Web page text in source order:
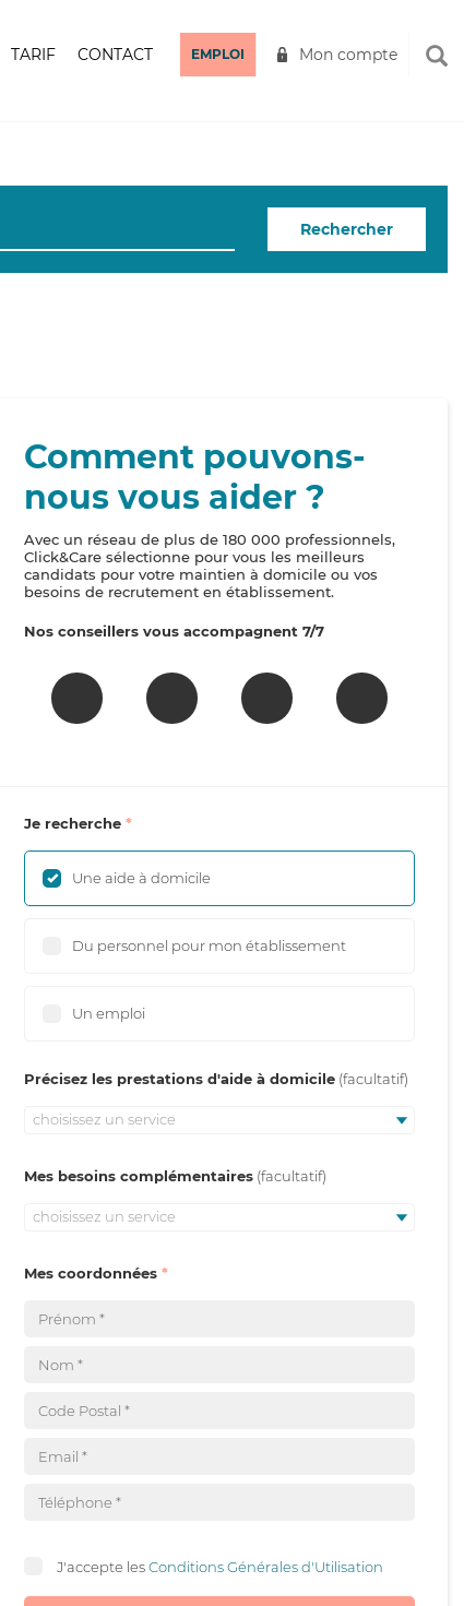
TARIF CONTACT EMPLOI Mon compte
Rechercher
Comment pouvons-
nous vous aider ?
Avec un réseau de plus de 180 000 professionnels,
Click&Care sélectionne pour vous les meilleurs
candidats pour votre maintien à domicile ou vos
besoins de recrutement en établissement.
Nos conseillers vous accompagnent 7/7
Je recherche
Une aide à domicile
Du personnel pour mon établissement
Un emploi
Précisez les prestations d'aide à domicile
choisissez un service
Mes besoins complémentaires
choisissez un service
Mes coordonnées
J'accepte lesConditions Générales d'Utilisation